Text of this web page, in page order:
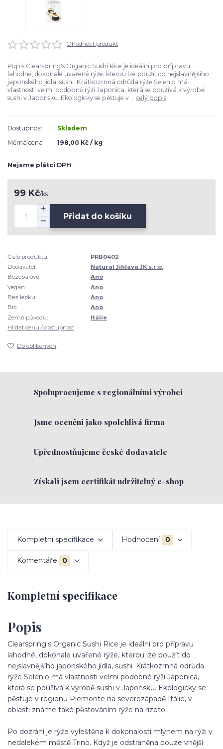
Ohodnotit produkt
Popis Clearspring's Organic Sushi Rice je ideální pro přípravu
lahodné, dokonale uvařené rýže, kterou lze použít do nejslavnějšího
japonského jídla, sushi. Krátkozrnná odrůda rýže Selenio má
vlastnosti velmi podobné rýži Japonica, která se používá k výrobě
sushi v Japonsku. Ekologicky se pěstuje v ... celý popis
Dostupnost
Skladem
Měrná cena
198,00 Kč / kg
Nejsme plátci DPH
99 Kč/ks
Přidat do košíku
Číslo produktu:
PRB0402
Dodavatel:
Natural Jihlava JK s.r.o.
Bezobalově:
Ano
Vegan:
Ano
Bez lepku:
Ano
Bio:
Ano
Země původu:
Itálie
Hlídat cenu / dostupnost
Do oblíbených
Spolupracujeme s regionálními výrobci
Jsme oceněni jako spolehlivá firma
Upřednostňujeme české dodavatele
Získali jsem certifikát udržitelný e-shop
Kompletní specifikace Hodnocení 0
Komentáře 0
Kompletní specifikace
Popis
Clearspring's Organic Sushi Rice je ideální pro přípravu
lahodné, dokonale uvařené rýže, kterou lze použít do
nejslavnějšího japonského jídla, sushi. Krátkozrnná odrůda
rýže Selenio má vlastnosti velmi podobné rýži Japonica,
která se používá k výrobě sushi v Japonsku. Ekologicky se
pěstuje v regionu Piemonte na severozápadě Itálie, v
oblasti známé také pěstováním rýže na rizoto.
Po dozrání je rýže vyleštěna k dokonalosti mlýnem na rýži v
nedalekém městě Trino. Když je odstraněna pouze vnější